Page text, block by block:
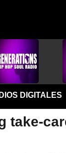
DIGITALES
take-